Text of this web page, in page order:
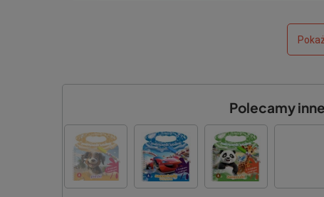
Polecamy